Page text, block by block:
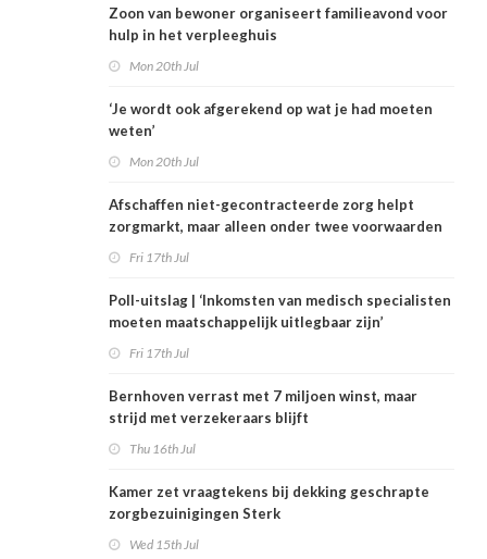
Zoon van bewoner organiseert familieavond voor
hulp in het verpleeghuis
Mon 20th Jul
‘Je wordt ook afgerekend op wat je had moeten
weten’
Mon 20th Jul
Afschaffen niet-gecontracteerde zorg helpt
zorgmarkt, maar alleen onder twee voorwaarden
Fri 17th Jul
Poll-uitslag | ‘Inkomsten van medisch specialisten
moeten maatschappelijk uitlegbaar zijn’
Fri 17th Jul
Bernhoven verrast met 7 miljoen winst, maar
strijd met verzekeraars blijft
Thu 16th Jul
Kamer zet vraagtekens bij dekking geschrapte
zorgbezuinigingen Sterk
Wed 15th Jul